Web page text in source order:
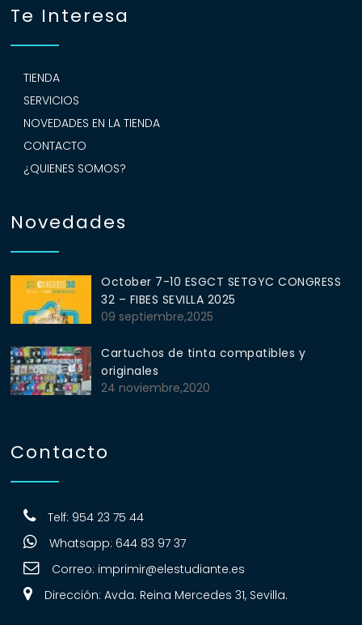
Te Interesa
TIENDA
SERVICIOS
NOVEDADES EN LA TIENDA
CONTACTO
¿QUIENES SOMOS?
Novedades
October 7-10 ESGCT SETGYC CONGRESS
32 – FIBES SEVILLA 2025
09 septiembre,2025
Cartuchos de tinta compatibles y
originales
24 noviembre,2020
Contacto
Telf: 954 23 75 44
Whatsapp: 644 83 97 37
Correo: imprimir@elestudiante.es
Dirección: Avda. Reina Mercedes 31, Sevilla.